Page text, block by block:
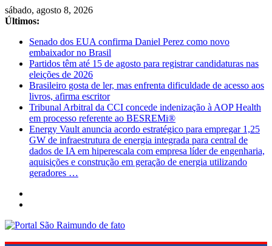
Pular
para
conteúdo
sábado, agosto 8, 2026
Últimos:
Senado dos EUA confirma Daniel Perez como novo
embaixador no Brasil
Partidos têm até 15 de agosto para registrar candidaturas nas
eleições de 2026
Brasileiro gosta de ler, mas enfrenta dificuldade de acesso aos
livros, afirma escritor
Tribunal Arbitral da CCI concede indenização à AOP Health
em processo referente ao BESREMi®
Energy Vault anuncia acordo estratégico para empregar 1,25
GW de infraestrutura de energia integrada para central de
dados de IA em hiperescala com empresa líder de engenharia,
aquisições e construção em geração de energia utilizando
geradores …